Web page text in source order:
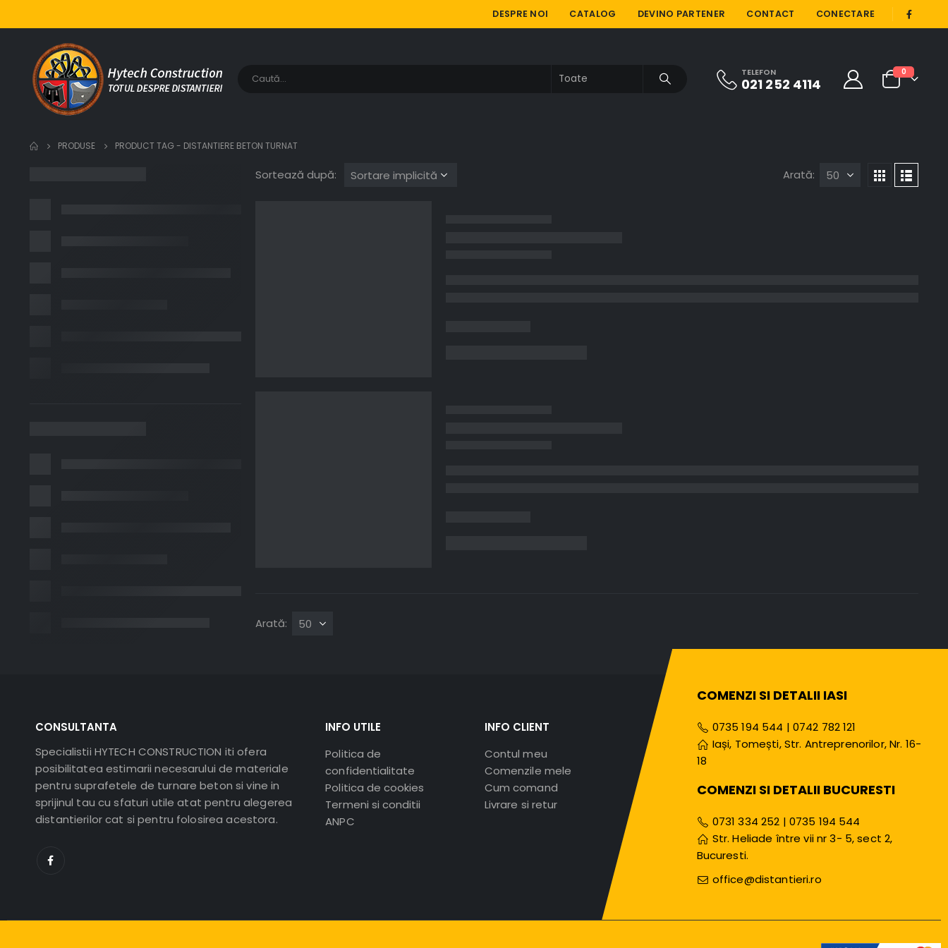
DESPRE NOI CATALOG DEVINO PARTENER CONTACT CONECTARE |
TELEFON
021 252 4114
0
PRODUSE PRODUCT TAG - DISTANTIERE BETON TURNAT
Sortează după: Arată:
Arată:
CONSULTANTA
Specialistii HYTECH CONSTRUCTION iti ofera
posibilitatea estimarii necesarului de materiale
pentru suprafetele de turnare beton si vine in
sprijinul tau cu sfaturi utile atat pentru alegerea
distantierilor cat si pentru folosirea acestora.
INFO UTILE
Politica de
confidentialitate
Politica de cookies
Termeni si conditii
ANPC
INFO CLIENT
Contul meu
Comenzile mele
Cum comand
Livrare si retur
COMENZI SI DETALII IASI
0735 194 544 | 0742 782 121
Iași, Tomești, Str. Antreprenorilor, Nr. 16-
18
COMENZI SI DETALII BUCURESTI
0731 334 252 | 0735 194 544
Str. Heliade între vii nr 3- 5, sect 2,
Bucuresti.
office@distantieri.ro